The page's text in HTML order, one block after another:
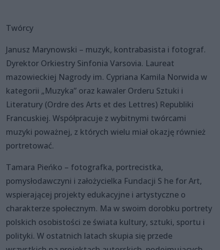
Twórcy
Janusz Marynowski – muzyk, kontrabasista i fotograf.
Dyrektor Orkiestry Sinfonia Varsovia. Laureat
mazowieckiej Nagrody im. Cypriana Kamila Norwida w
kategorii „Muzyka” oraz kawaler Orderu Sztuki i
Literatury (Ordre des Arts et des Lettres) Republiki
Francuskiej. Współpracuje z wybitnymi twórcami
muzyki poważnej, z których wielu miał okazję również
portretować.
Tamara Pieńko – fotografka, portrecistka,
pomysłodawczyni i założycielka Fundacji S he for Art,
wspierającej projekty edukacyjne i artystyczne o
charakterze społecznym. Ma w swoim dorobku portrety
polskich osobistości ze świata kultury, sztuki, sportu i
polityki. W ostatnich latach skupia się przede